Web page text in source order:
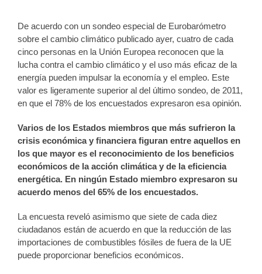
De acuerdo con un sondeo especial de Eurobarómetro
sobre el cambio climático publicado ayer, cuatro de cada
cinco personas en la Unión Europea reconocen que la
lucha contra el cambio climático y el uso más eficaz de la
energía pueden impulsar la economía y el empleo. Este
valor es ligeramente superior al del último sondeo, de 2011,
en que el 78% de los encuestados expresaron esa opinión.
Varios de los Estados miembros que más sufrieron la
crisis económica y financiera figuran entre aquellos en
los que mayor es el reconocimiento de los beneficios
económicos de la acción climática y de la eficiencia
energética. En ningún Estado miembro expresaron su
acuerdo menos del 65% de los encuestados.
La encuesta reveló asimismo que siete de cada diez
ciudadanos están de acuerdo en que la reducción de las
importaciones de combustibles fósiles de fuera de la UE
puede proporcionar beneficios económicos.